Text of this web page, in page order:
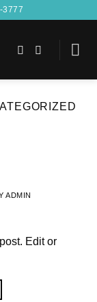
3777
ADMIN
Edit or